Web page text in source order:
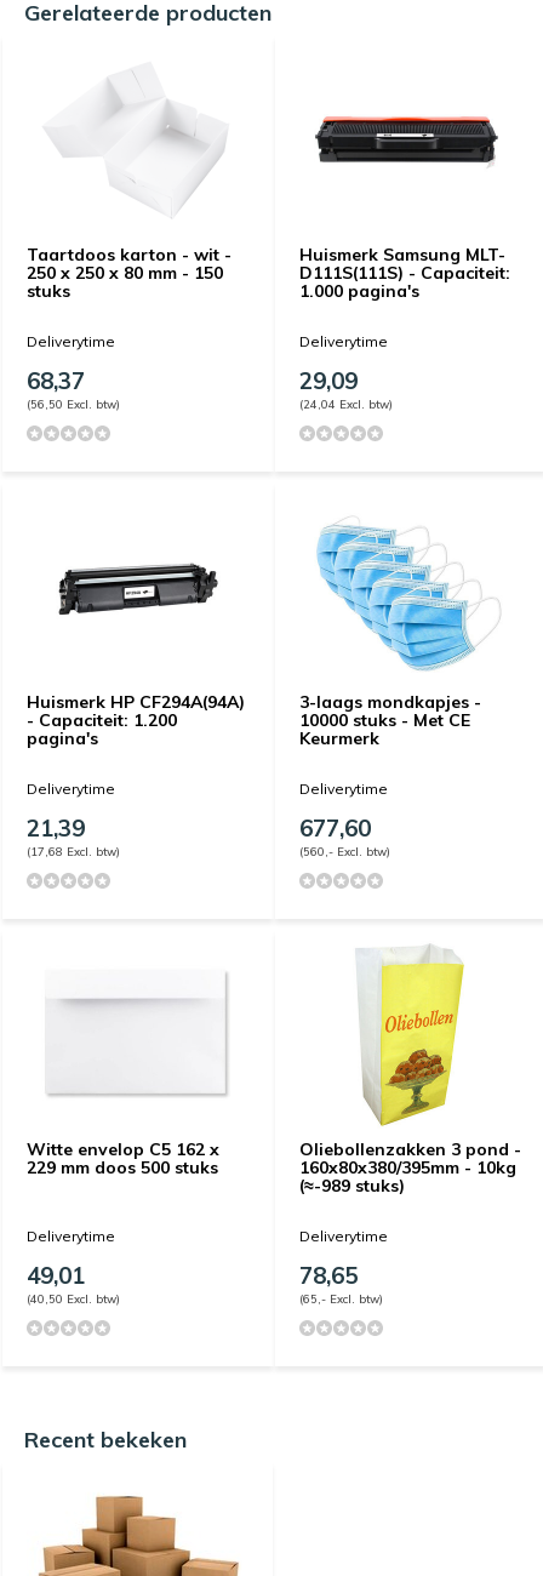
Gerelateerde producten
Taartdoos karton - wit -
250 x 250 x 80 mm - 150
stuks
Deliverytime
68,37
(56,50 Excl. btw)
Huismerk Samsung MLT-
D111S(111S) - Capaciteit:
1.000 pagina's
Deliverytime
29,09
(24,04 Excl. btw)
Huismerk HP CF294A(94A)
- Capaciteit: 1.200
pagina's
Deliverytime
21,39
(17,68 Excl. btw)
3-laags mondkapjes -
10000 stuks - Met CE
Keurmerk
Deliverytime
677,60
(560,- Excl. btw)
Witte envelop C5 162 x
229 mm doos 500 stuks
Deliverytime
49,01
(40,50 Excl. btw)
Oliebollenzakken 3 pond -
160x80x380/395mm - 10kg
(≈-989 stuks)
Deliverytime
78,65
(65,- Excl. btw)
Recent bekeken